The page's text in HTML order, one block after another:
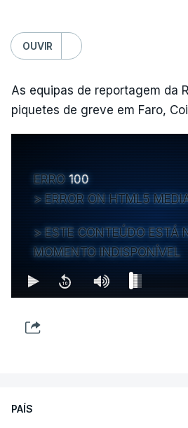
OUVIR
As equipas de reportagem da
piquetes de greve em Faro,
ERRO 100
ERROR ON HTML5
ESTE CONTEÚDO ESTÁ
MOMENTO INDISPONÍVEL
PAÍS